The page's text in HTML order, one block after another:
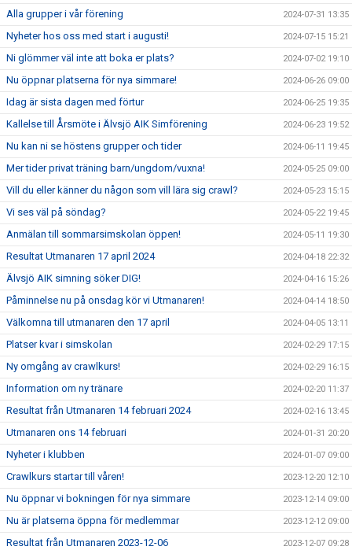
Alla grupper i vår förening 2024-07-31 13:35
Nyheter hos oss med start i augusti! 2024-07-15 15:21
Ni glömmer väl inte att boka er plats? 2024-07-02 19:10
Nu öppnar platserna för nya simmare! 2024-06-26 09:00
Idag är sista dagen med förtur 2024-06-25 19:35
Kallelse till Årsmöte i Älvsjö AIK Simförening 2024-06-23 19:52
Nu kan ni se höstens grupper och tider 2024-06-11 19:45
Mer tider privat träning barn/ungdom/vuxna! 2024-05-25 09:00
Vill du eller känner du någon som vill lära sig crawl? 2024-05-23 15:15
Vi ses väl på söndag? 2024-05-22 19:45
Anmälan till sommarsimskolan öppen! 2024-05-11 19:30
Resultat Utmanaren 17 april 2024 2024-04-18 22:32
Älvsjö AIK simning söker DIG! 2024-04-16 15:26
Påminnelse nu på onsdag kör vi Utmanaren! 2024-04-14 18:50
Välkomna till utmanaren den 17 april 2024-04-05 13:11
Platser kvar i simskolan 2024-02-29 17:15
Ny omgång av crawlkurs! 2024-02-29 16:15
Information om ny tränare 2024-02-20 11:37
Resultat från Utmanaren 14 februari 2024 2024-02-16 13:45
Utmanaren ons 14 februari 2024-01-31 20:20
Nyheter i klubben 2024-01-07 09:00
Crawlkurs startar till våren! 2023-12-20 12:10
Nu öppnar vi bokningen för nya simmare 2023-12-14 09:00
Nu är platserna öppna för medlemmar 2023-12-12 09:00
Resultat från Utmanaren 2023-12-06 2023-12-07 09:28